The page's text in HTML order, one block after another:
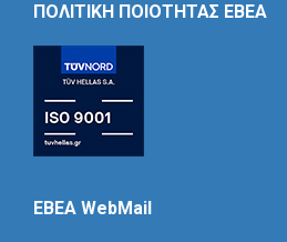
ΠΟΛΙΤΙΚΗ ΠΟΙΟΤΗΤΑΣ ΕΒΕΑ
EBEA WebMail